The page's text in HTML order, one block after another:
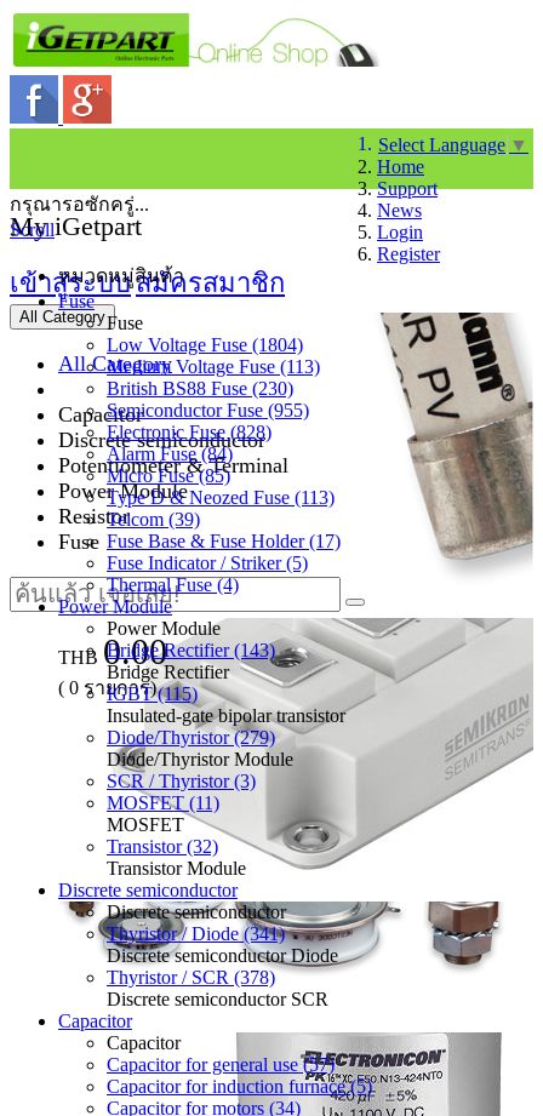
Select Language ▼
Home
Support
News
Login
Register
My iGetpart
เข้าสู่ระบบสมัครสมาชิก
All Category
All Category
Capacitor
Discrete semiconductor
Potentiometer & Terminal
Power Module
Resistor
Fuse
THB 0.00
( 0 รายการ)
กรุณารอซักครู่...
Scroll
หมวดหมู่สินค้า
Fuse
Fuse
Low Voltage Fuse (1804)
Medium Voltage Fuse (113)
British BS88 Fuse (230)
Semiconductor Fuse (955)
Electronic Fuse (828)
Alarm Fuse (84)
Micro Fuse (85)
Type D & Neozed Fuse (113)
Telcom (39)
Fuse Base & Fuse Holder (17)
Fuse Indicator / Striker (5)
Thermal Fuse (4)
Power Module
Power Module
Bridge Rectifier (143)
Bridge Rectifier
IGBT (115)
Insulated-gate bipolar transistor
Diode/Thyristor (279)
Diode/Thyristor Module
SCR / Thyristor (3)
MOSFET (11)
MOSFET
Transistor (32)
Transistor Module
Discrete semiconductor
Discrete semiconductor
Thyristor / Diode (341)
Discrete semiconductor Diode
Thyristor / SCR (378)
Discrete semiconductor SCR
Capacitor
Capacitor
Capacitor for general use (57)
Capacitor for induction furnace (5)
Capacitor for motors (34)